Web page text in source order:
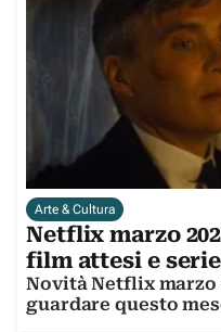
Arte & Cultura
Netflix marzo
film attesi e
Novità Netflix marzo
guardare questo